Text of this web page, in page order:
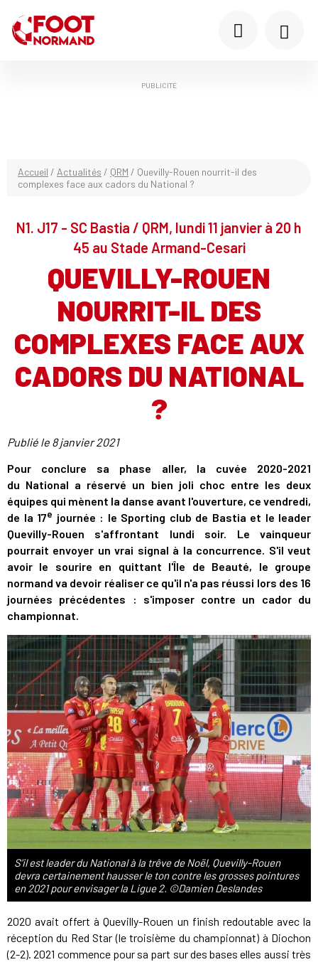
PUBLICITÉ
Accueil / Actualités / QRM / Quevilly-Rouen nourrit-il des
complexes face aux cadors du National ?
N1. J17 - SC Bastia / QRM, lundi 11 janvier à 20 h
45 au Stade Armand-Cesari
QUEVILLY-ROUEN
NOURRIT-IL DES
COMPLEXES FACE AUX
CADORS DU NATIONAL
?
Publié le 8 janvier 2021
Pour conclure sa phase aller, la cuvée 2020-2021
du National a réservé un bien joli choc entre les deux
équipes qui mènent la danse avant l'ouverture, ce vendredi,
de la 17e journée : le Sporting club de Bastia et le leader
Quevilly-Rouen s'affrontant lundi soir. Le vainqueur
pourrait envoyer un vrai signal à la concurrence. S'il veut
avoir le sourire en quittant l'Île de Beauté, le groupe
normand va devoir réaliser ce qu'il n'a pas réussi lors des 16
journées précédentes : s'imposer contre un cador du
championnat.
S'il est leader du National à la trêve de Noël, Quevilly-Rouen
devra certainement hausser le ton contre les grosses pointures
en 2021 pour envisager la Ligue 2. ©Damien Deslandes
2020 avait offert à Quevilly-Rouen un finish redoutable avec la
réception du Red Star (le troisième du championnat) à Diochon
(2-2). 2021 commence pour sa part sur des bases elles aussi très